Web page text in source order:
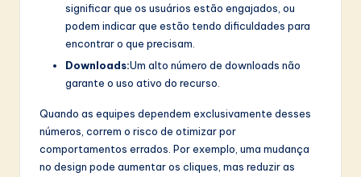
significar que os usuários estão engajados, ou
podem indicar que estão tendo dificuldades para
encontrar o que precisam.
Downloads:Um alto número de downloads não
garante o uso ativo do recurso.
Quando as equipes dependem exclusivamente desses
números, correm o risco de otimizar por
comportamentos errados. Por exemplo, uma mudança
no design pode aumentar os cliques, mas reduzir as